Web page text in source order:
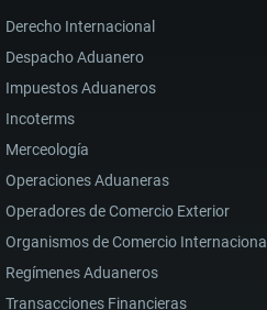
Derecho Internacional
Despacho Aduanero
Impuestos Aduaneros
Incoterms
Merceología
Operaciones Aduaneras
Operadores de Comercio Exterior
Organismos de Comercio Internacional
Regímenes Aduaneros
Transacciones Financieras